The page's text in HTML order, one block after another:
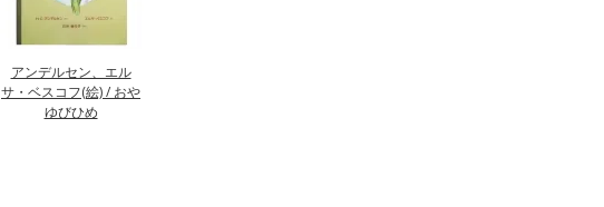
アンデルセン、エル
サ・ベスコフ(絵) / おや
ゆびひめ